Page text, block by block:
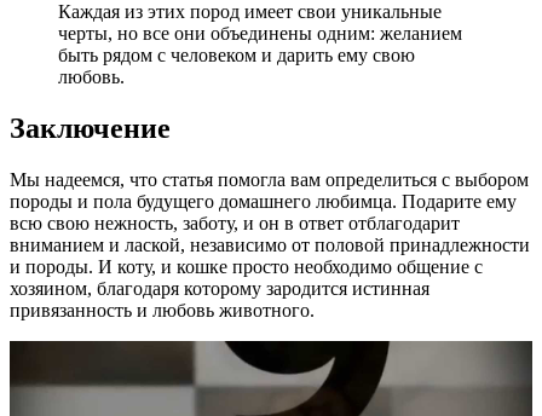
Каждая из этих пород имеет свои уникальные
черты, но все они объединены одним: желанием
быть рядом с человеком и дарить ему свою
любовь.
Заключение
Мы надеемся, что статья помогла вам определиться с выбором
породы и пола будущего домашнего любимца. Подарите ему
всю свою нежность, заботу, и он в ответ отблагодарит
вниманием и лаской, независимо от половой принадлежности
и породы. И коту, и кошке просто необходимо общение с
хозяином, благодаря которому зародится истинная
привязанность и любовь животного.